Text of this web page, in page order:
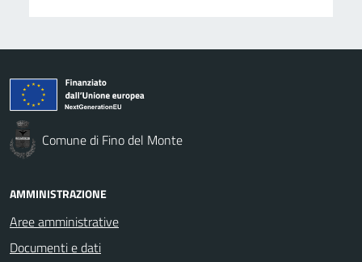
Comune di Fino del Monte
AMMINISTRAZIONE
Aree amministrative
Documenti e dati